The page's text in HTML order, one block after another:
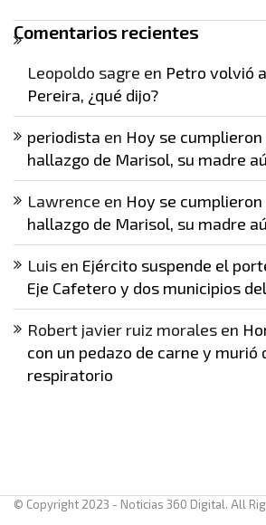
Comentarios recientes
Leopoldo sagre en Petro volvió
Pereira, ¿qué dijo?
periodista en Hoy se
hallazgo de Marisol, su madre
Lawrence en Hoy se
hallazgo de Marisol, su madre
Luis en Ejército suspende el
Eje Cafetero y dos municipios
Robert javier ruiz morales en
con un pedazo de carne y murió
respiratorio
© Copyright 2023 - Noticias 360 Digital. All